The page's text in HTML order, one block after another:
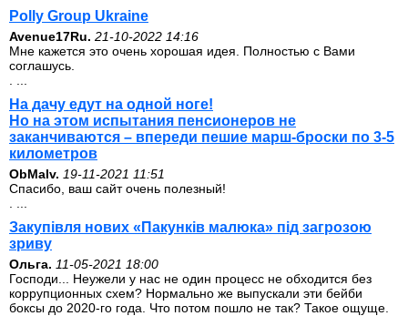
Polly Group Ukraine
Avenue17Ru. 21-10-2022 14:16
Мне кажется это очень хорошая идея. Полностью с Вами
соглашусь.
На дачу едут на одной ноге!
Но на этом испытания пенсионеров не
заканчиваются – впереди пешие марш-броски по 3-5
километров
ОbMalv. 19-11-2021 11:51
Спасибо, ваш сайт очень полезный!
Закупівля нових «Пакунків малюка» під загрозою
зриву
Ольга. 11-05-2021 18:00
Господи... Неужели у нас не один процесс не обходится без
коррупционных схем? Нормально же выпускали эти бейби
боксы до 2020-го года. Что потом пошло не так? Такое ощуще.